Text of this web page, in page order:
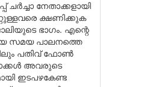
നേതാക്കളായി
ക്ഷണിക്കുക
ഭാഗം. എന്റെ
സമയ പാലനത്തെ
പതിവ് ഫോൺ
അവരുടെ
ഇടപഴകേണ്ട